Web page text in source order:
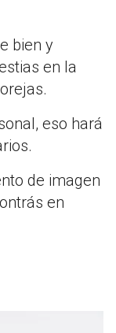
bien y
en la
eso hará
de imagen
en